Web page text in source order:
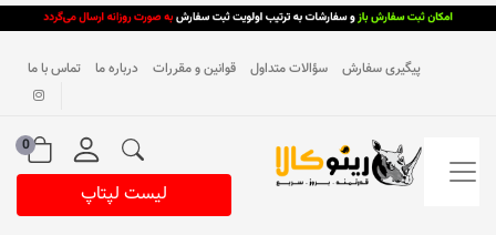
پیگیری سفارش سؤالات متداول قوانین و مقررات درباره ما تماس با ما
0
لیست لپتاپ